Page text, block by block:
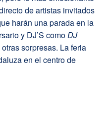
de artistas invitados
harán una parada en la
y DJ’S como DJ
sorpresas. La feria
en el centro de